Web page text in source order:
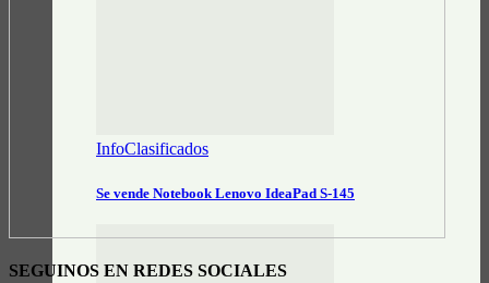
InfoClasificados
Se vende Notebook Lenovo IdeaPad S-145
SEGUINOS EN REDES SOCIALES